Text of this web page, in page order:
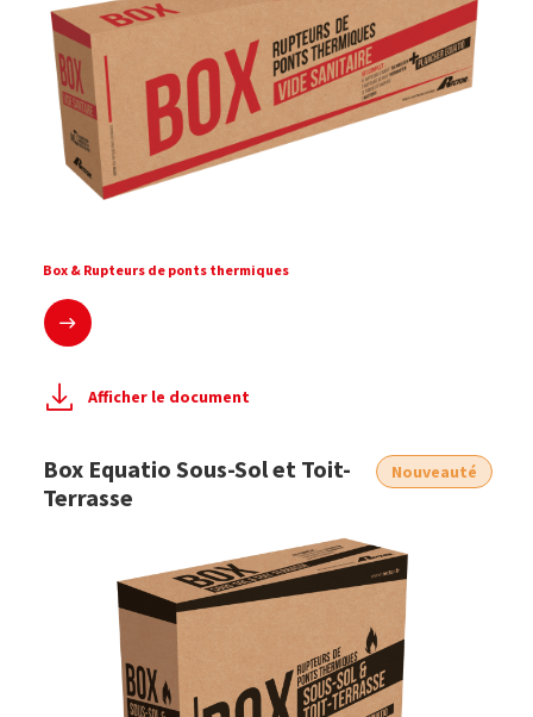
Box & Rupteurs de ponts thermiques
En savoir plus
Afficher le document
Nouveauté
Box Equatio Sous-Sol et Toit-
Terrasse